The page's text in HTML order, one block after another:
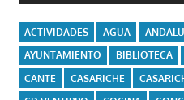
ACTIVIDADES AGUA
AYUNTAMIENTO
BIBLIOTECA
CANTE
CASARICHE